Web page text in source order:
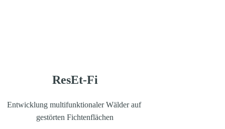
ResEt-Fi
Entwicklung multifunktionaler Wälder auf
gestörten Fichtenflächen